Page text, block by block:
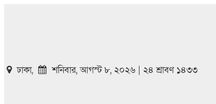
ঢাকা, শনিবার, আগস্ট ৮, ২০২৬ | ২৪ শ্রাবণ ১৪৩৩